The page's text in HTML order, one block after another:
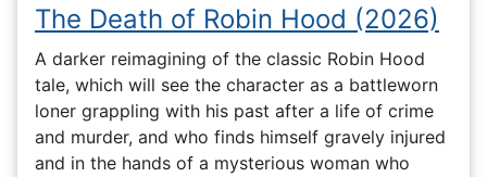
The Death of Robin Hood (2026)
A darker reimagining of the classic Robin Hood
tale, which will see the character as a battleworn
loner grappling with his past after a life of crime
and murder, and who finds himself gravely injured
and in the hands of a mysterious woman who